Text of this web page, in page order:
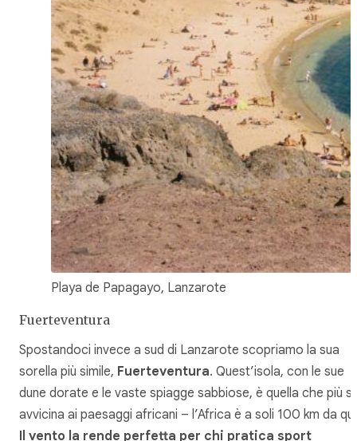
Playa de Papagayo, Lanzarote
Fuerteventura
Spostandoci invece a sud di Lanzarote scopriamo la sua
sorella più simile, Fuerteventura. Quest’isola, con le sue
dune dorate e le vaste spiagge sabbiose, è quella che più si
avvicina ai paesaggi africani – l’Africa è a soli 100 km da
Il vento la rende perfetta per chi pratica sport